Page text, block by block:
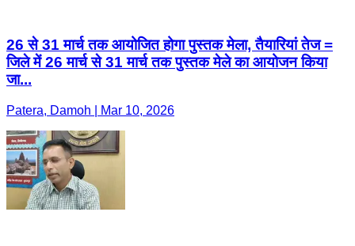
26 से 31 मार्च तक आयोजित होगा पुस्तक मेला, तैयारियां तेज =
जिले में 26 मार्च से 31 मार्च तक पुस्तक मेले का आयोजन किया
जा...
Patera, Damoh | Mar 10, 2026